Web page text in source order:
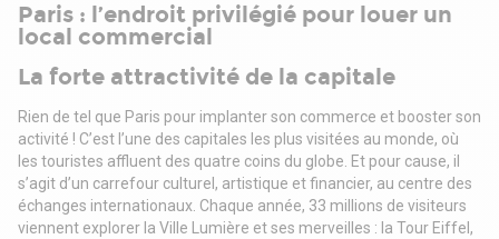
Paris : l’endroit privilégié pour louer un
local commercial
La forte attractivité de la capitale
Rien de tel que Paris pour implanter son commerce et booster son
activité ! C’est l’une des capitales les plus visitées au monde, où
les touristes affluent des quatre coins du globe. Et pour cause, il
s’agit d’un carrefour culturel, artistique et financier, au centre des
échanges internationaux. Chaque année, 33 millions de visiteurs
viennent explorer la Ville Lumière et ses merveilles : la Tour Eiffel,